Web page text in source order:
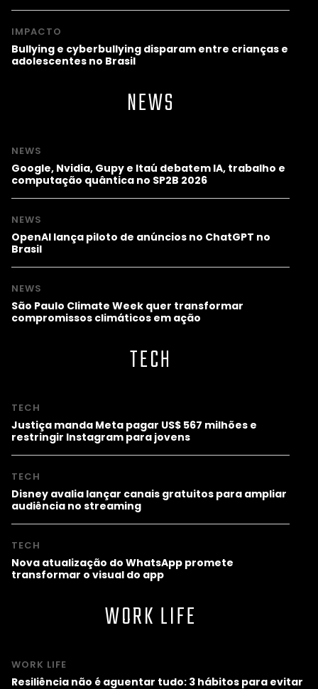
IMPACTO
Bullying e cyberbullying disparam entre crianças e
adolescentes no Brasil
NEWS
NEWS
Google, Nvidia, Gupy e Itaú debatem IA, trabalho e
computação quântica no SP2B 2026
NEWS
OpenAI lança piloto de anúncios no ChatGPT no
Brasil
NEWS
São Paulo Climate Week quer transformar
compromissos climáticos em ação
TECH
TECH
Justiça manda Meta pagar US$ 567 milhões e
restringir Instagram para jovens
TECH
Disney avalia lançar canais gratuitos para ampliar
audiência no streaming
TECH
Nova atualização do WhatsApp promete
transformar o visual do app
WORK LIFE
WORK LIFE
Resiliência não é aguentar tudo: 3 hábitos para evitar